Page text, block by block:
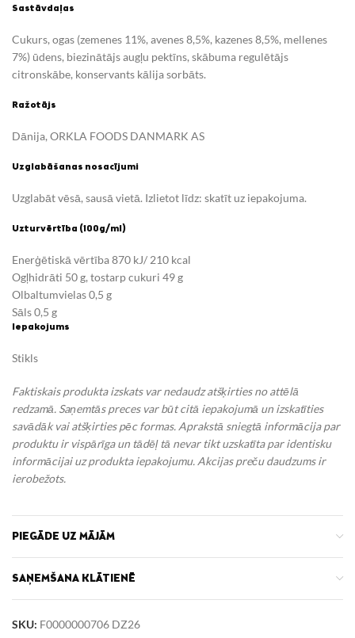
Sastāvdaļas
Cukurs, ogas (zemenes 11%, avenes 8,5%, kazenes 8,5%, mellenes
7%) ūdens, biezinātājs augļu pektīns, skābuma regulētājs
citronskābe, konservants kālija sorbāts.
Ražotājs
Dānija, ORKLA FOODS DANMARK AS
Uzglabāšanas nosacījumi
Uzglabāt vēsā, sausā vietā. Izlietot līdz: skatīt uz iepakojuma.
Uzturvērtība (100g/ml)
Enerģētiskā vērtība 870 kJ/ 210 kcal
Ogļhidrāti 50 g, tostarp cukuri 49 g
Olbaltumvielas 0,5 g
Sāls 0,5 g
Iepakojums
Stikls
Faktiskais produkta izskats var nedaudz atšķirties no attēlā
redzamā. Saņemtās preces var būt citā iepakojumā un izskatīties
savādāk vai atšķirties pēc formas. Aprakstā sniegtā informācija par
produktu ir vispārīga un tādēļ tā nevar tikt uzskatīta par identisku
informācijai uz produkta iepakojumu. Akcijas preču daudzums ir
ierobežots.
PIEGĀDE UZ MĀJĀM
SAŅEMŠANA KLĀTIENĒ
SKU: F0000000706 DZ26